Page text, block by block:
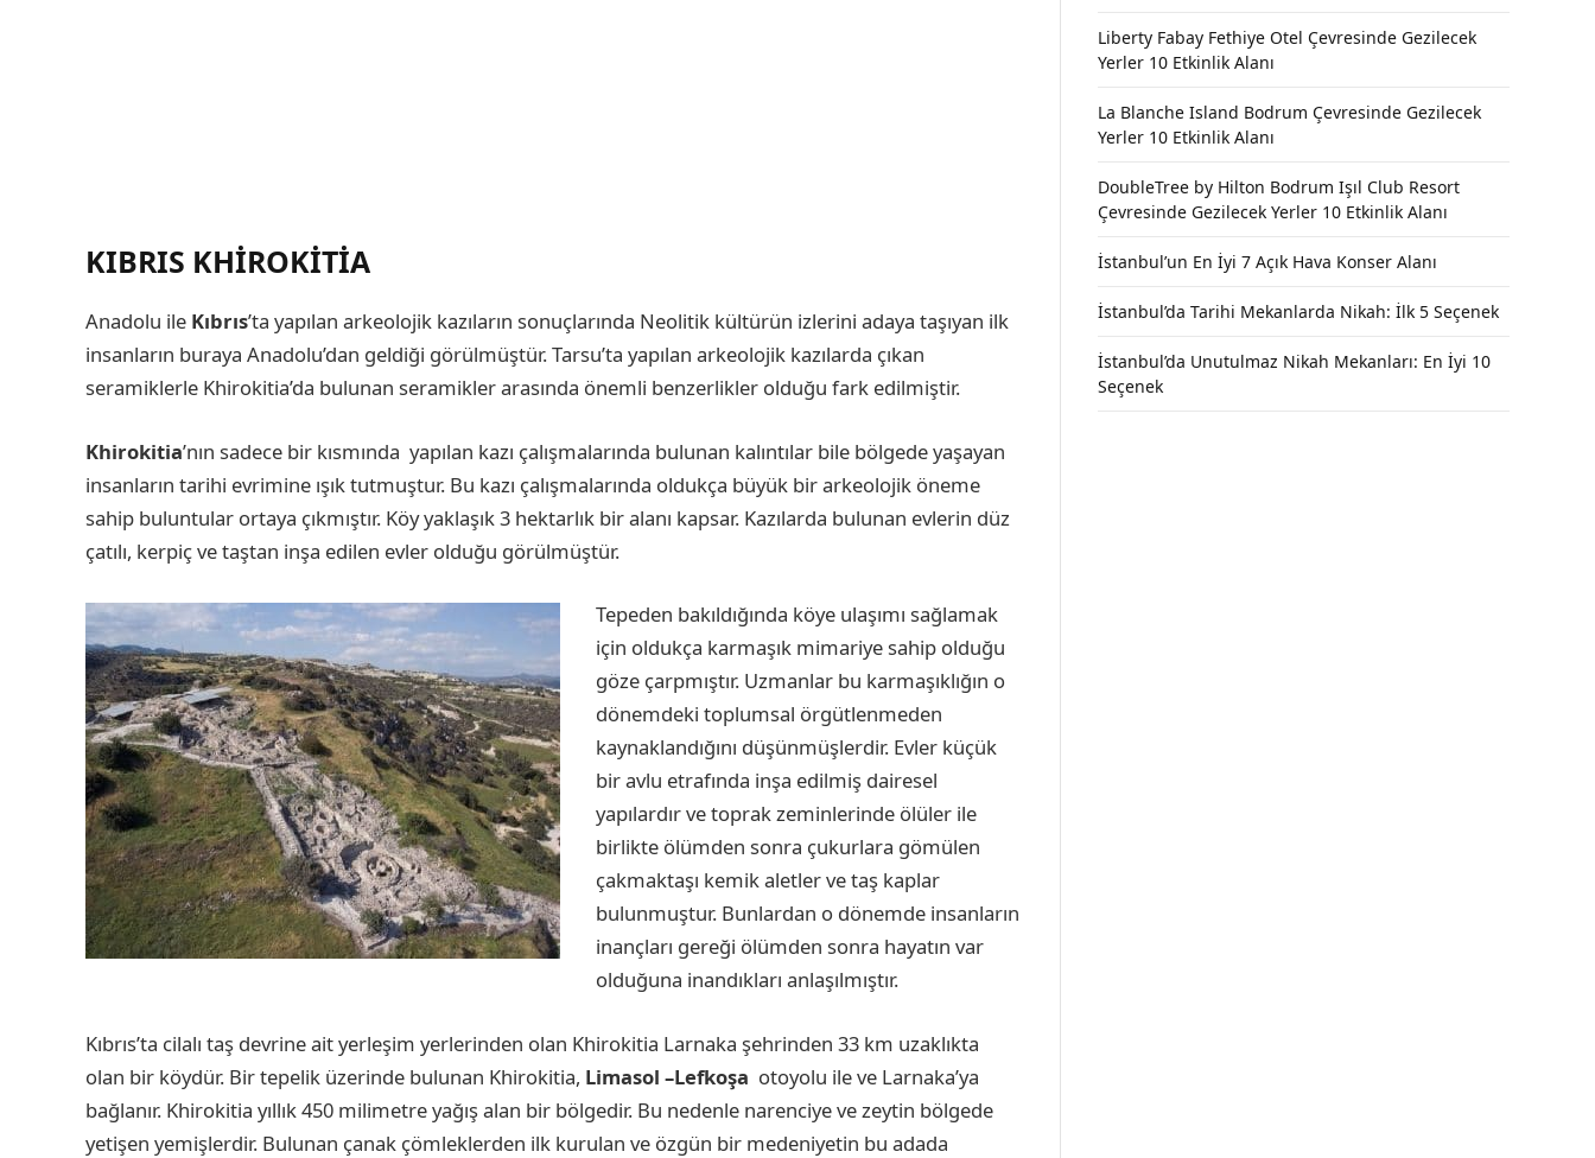
KIBRIS KHIROKITIA
Anadolu ile Kıbrıs’ta yapılan arkeolojik kazıların sonuçlarında Neolitik kültürün izlerini adaya taşıyan ilk
insanların buraya Anadolu’dan geldiği görülmüştür. Tarsu’ta yapılan arkeolojik kazılarda çıkan
seramiklerle Khirokitia’da bulunan seramikler arasında önemli benzerlikler olduğu fark edilmiştir.
Khirokitia’nın sadece bir kısmında yapılan kazı çalışmalarında bulunan kalıntılar bile bölgede yaşayan
insanların tarihi evrimine ışık tutmuştur. Bu kazı çalışmalarında oldukça büyük bir arkeolojik öneme
sahip buluntular ortaya çıkmıştır. Köy yaklaşık 3 hektarlık bir alanı kapsar. Kazılarda bulunan evlerin düz
çatılı, kerpiç ve taştan inşa edilen evler olduğu görülmüştür.
Tepeden bakıldığında köye ulaşımı sağlamak
için oldukça karmaşık mimariye sahip olduğu
göze çarpmıştır. Uzmanlar bu karmaşıklığın o
dönemdeki toplumsal örgütlenmeden
kaynaklandığını düşünmüşlerdir. Evler küçük
bir avlu etrafında inşa edilmiş dairesel
yapılardır ve toprak zeminlerinde ölüler ile
birlikte ölümden sonra çukurlara gömülen
çakmaktaşı kemik aletler ve taş kaplar
bulunmuştur. Bunlardan o dönemde insanların
inançları gereği ölümden sonra hayatın var
olduğuna inandıkları anlaşılmıştır.
Kıbrıs’ta cilalı taş devrine ait yerleşim yerlerinden olan Khirokitia Larnaka şehrinden 33 km uzaklıkta
olan bir köydür. Bir tepelik üzerinde bulunan Khirokitia, Limasol –Lefkoşa otoyolu ile ve Larnaka’ya
bağlanır. Khirokitia yıllık 450 milimetre yağış alan bir bölgedir. Bu nedenle narenciye ve zeytin bölgede
yetişen yemişlerdir. Bulunan çanak çömleklerden ilk kurulan ve özgün bir medeniyetin bu adada
Liberty Fabay Fethiye Otel Çevresinde Gezilecek
Yerler 10 Etkinlik Alanı
La Blanche Island Bodrum Çevresinde Gezilecek
Yerler 10 Etkinlik Alanı
DoubleTree by Hilton Bodrum Işıl Club Resort
Çevresinde Gezilecek Yerler 10 Etkinlik Alanı
İstanbul’un En İyi 7 Açık Hava Konser Alanı
İstanbul’da Tarihi Mekanlarda Nikah: İlk 5 Seçenek
İstanbul’da Unutulmaz Nikah Mekanları: En İyi 10
Seçenek